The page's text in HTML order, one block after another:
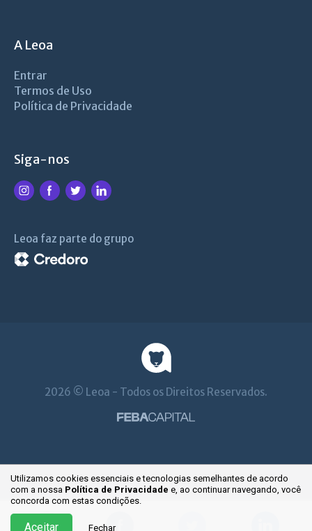
Utilizamos cookies essenciais e tecnologias semelhantes de acordo
com a nossa Política de Privacidade e, ao continuarnavegando, você
concorda com estas condições.
Aceitar Fechar
A Leoa
Entrar
Termos de Uso
Política de Privacidade
Siga-nos
Leoa faz parte do grupo
2026 © Leoa - Todos os Direitos Reservados.